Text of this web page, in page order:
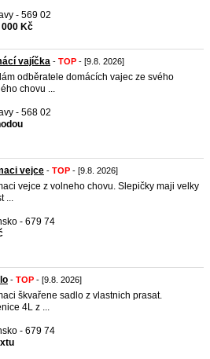
- 569 02
000 Kč
vajíčka - TOP - [9.8. 2026]
odběratele domácích vajec ze svého
chovu ...
- 568 02
vejce - TOP - [9.8. 2026]
vejce z volneho chovu. Slepičky maji velky
...
- 679 74
- TOP - [9.8. 2026]
škvařene sadlo z vlastnich prasat.
4L z ...
- 679 74